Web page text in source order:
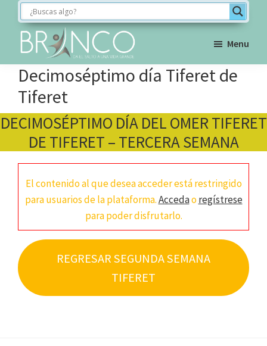
Saltar
navegación
principal
Saltar
contenido
Saltar
página
BRINCO
FORMACIÓN
Menu
Decimoséptimo día Tiferet de
Tiferet
DECIMOSÉPTIMO DÍA DEL OMER TIFERET
DE TIFERET – TERCERA SEMANA
El contenido al que desea acceder está restringido
para usuarios de la plataforma.Accedaoregístrese
para poder disfrutarlo.
REGRESAR SEGUNDA SEMANA
TIFERET